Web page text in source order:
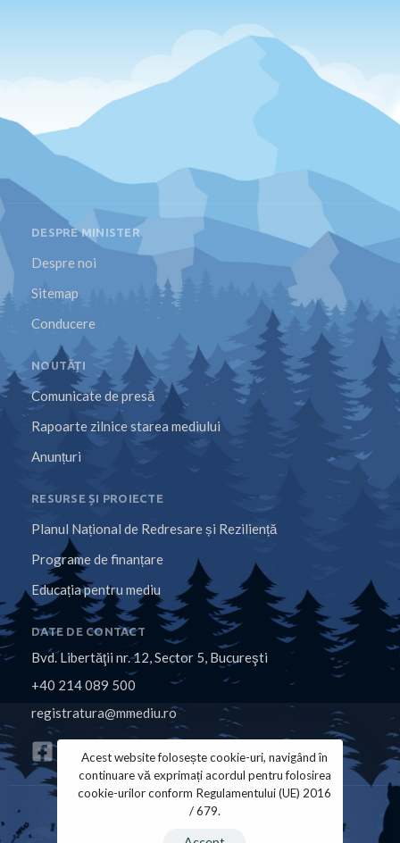
DESPRE MINISTER
Despre noi
Sitemap
Conducere
NOUTĂȚI
Comunicate de presă
Rapoarte zilnice starea mediului
Anunțuri
RESURSE ȘI PROIECTE
Planul Național de Redresare și Reziliență
Programe de finanțare
Educația pentru mediu
DATE DE CONTACT
Bvd. Libertăţii nr. 12, Sector 5, Bucureşti
+40 214 089 500
registratura@mmediu.ro
Acest website folosește cookie-uri, navigând în
continuare vă exprimați acordul pentru folosirea
cookie-urilor conform Regulamentului (UE) 2016
/ 679.